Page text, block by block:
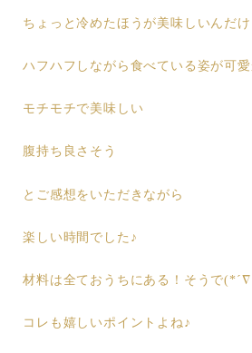
ちょっと冷めたほうが美味しいんだ
ハフハフしながら食べている姿が可
モチモチで美味しい
腹持ち良さそう
とご感想をいただきながら
楽しい時間でした♪
材料は全ておうちにある！そうで
コレも嬉しいポイントよね♪